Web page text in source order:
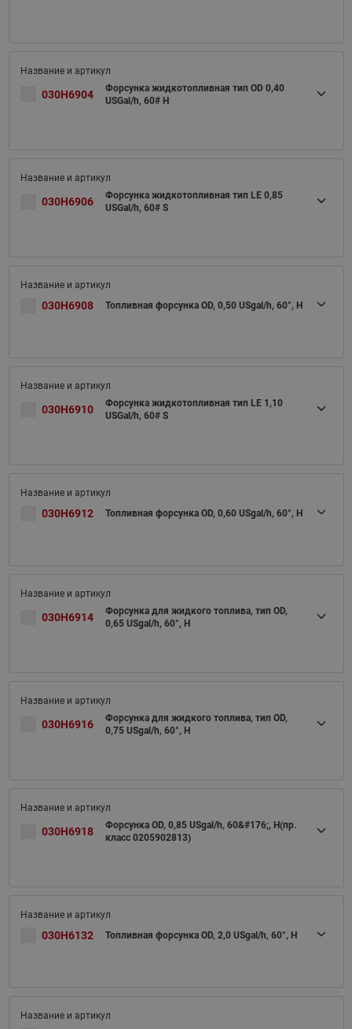
030H6904
Форсунка жидкотопливная тип OD 0,40
USGal/h, 60# H
030H6906
Форсунка жидкотопливная тип LE 0,85
USGal/h, 60# S
030H6908 Топливная форсунка OD, 0,50 USgal/h, 60°, H
030H6910
Форсунка жидкотопливная тип LE 1,10
USGal/h, 60# S
030H6912 Топливная форсунка OD, 0,60 USgal/h, 60°, H
030H6914
Форсунка для жидкого топлива, тип OD,
0,65 USgal/h, 60°, H
030H6916
Форсунка для жидкого топлива, тип OD,
0,75 USgal/h, 60°, H
030H6918
Форсунка OD, 0,85 USgal/h, 60&#176;, H(пр.
класс 0205902813)
030H6132 Топливная форсунка OD, 2,0 USgal/h, 60°, H